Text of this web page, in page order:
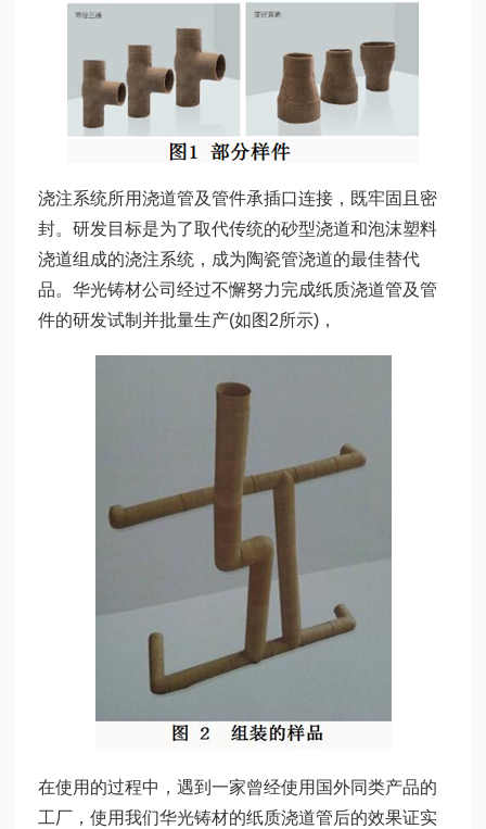
浇注系统所用浇道管及管件承插口连接，既牢固且密
封。研发目标是为了取代传统的砂型浇道和泡沫塑料
浇道组成的浇注系统，成为陶瓷管浇道的最佳替代
品。华光铸材公司经过不懈努力完成纸质浇道管及管
件的研发试制并批量生产(如图2所示)，
在使用的过程中，遇到一家曾经使用国外同类产品的
工厂，使用我们华光铸材的纸质浇道管后的效果证实